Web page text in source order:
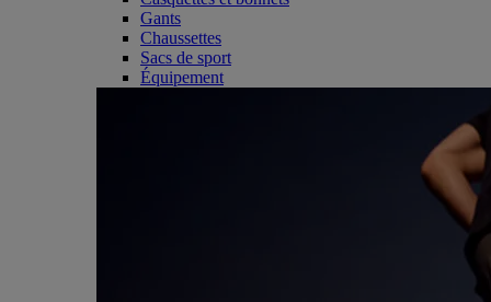
Gants
Chaussettes
Sacs de sport
Équipement